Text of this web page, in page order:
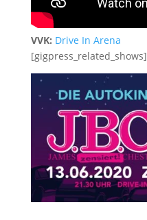
VVK: Drive In Arena
[gigpress_related_shows]